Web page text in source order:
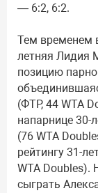
— 6:2, 6:2.
Тем временем
летняя Лидия
позицию
(ФТР, 44 WTA
напарнице 30-
(76 WTA
рейтингу 31-
WTA Doubles).
сыграть